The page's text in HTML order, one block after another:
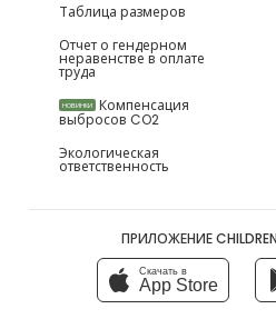
Таблица размеров
Отчет о гендерном
неравенстве в оплате
труда
НОВИНКИ Компенсация
выбросов CO2
Экологическая
ответственность
ПРИЛОЖЕНИЕ
Скачать в
App Store